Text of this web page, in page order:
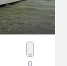
0